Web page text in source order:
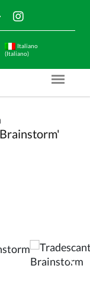
Italiano
(Italiano)
Menu
arrow